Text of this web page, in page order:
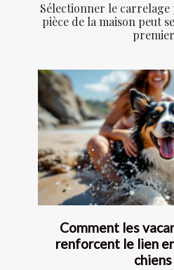
Sélectionner le
pièce de la maison peut
Comment les
renforcent le lien
chiens